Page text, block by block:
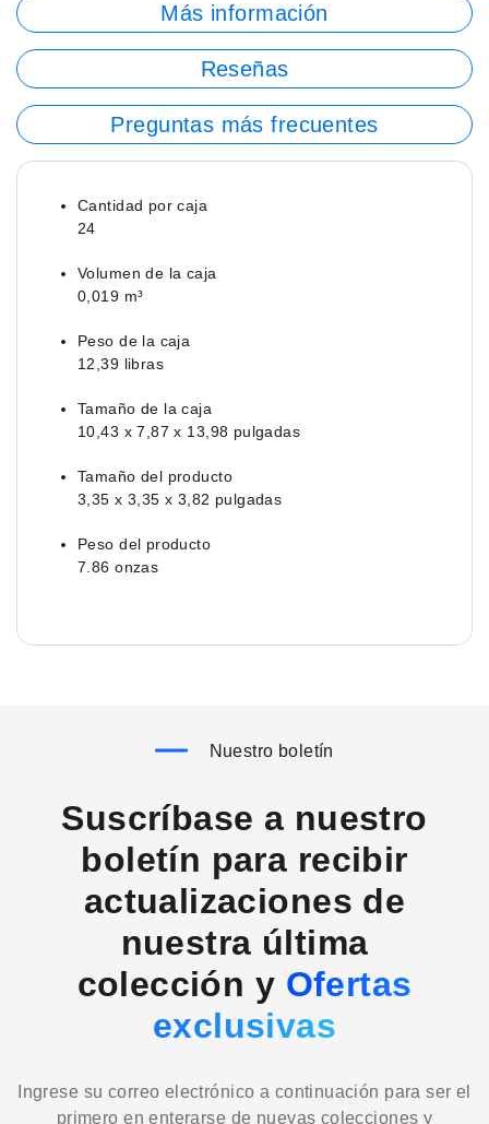
Más información
Reseñas
Preguntas más frecuentes
Cantidad por caja
24
Volumen de la caja
0,019 m³
Peso de la caja
12,39 libras
Tamaño de la caja
10,43 x 7,87 x 13,98 pulgadas
Tamaño del producto
3,35 x 3,35 x 3,82 pulgadas
Peso del producto
7.86 onzas
Nuestro boletín
Suscríbase a nuestro
boletín para recibir
actualizaciones de
nuestra última
colección y Ofertas
exclusivas
Ingrese su correo electrónico a continuación para ser el
primero en enterarse de nuevas colecciones y